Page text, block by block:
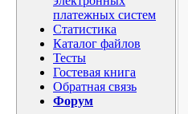
платежных систем
Статистика
Каталог файлов
Тесты
Гостевая книга
Обратная связь
Форум